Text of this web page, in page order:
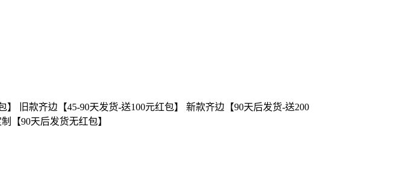
旧款齐边【45-90天发货-送100元红包】 新款齐边【90天后发货-送200
【90天后发货无红包】